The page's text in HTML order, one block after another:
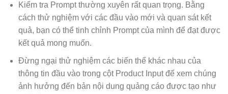
Kiểm tra Prompt thường xuyên rất quan trọng. Bằng
cách thử nghiệm với các đầu vào mới và quan sát kết
quả, bạn có thể tinh chỉnh Prompt của mình để đạt được
kết quả mong muốn.
Đừng ngại thử nghiệm các biến thể khác nhau của
thông tin đầu vào trong cột Product Input để xem chúng
ảnh hưởng đến bản nội dung quảng cáo được tạo như